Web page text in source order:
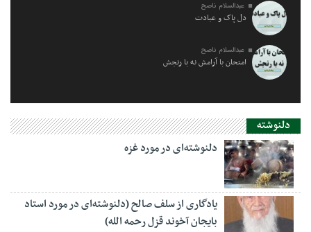
عبدالسلام ناصح
دل پاک و عبادت
عبدالسلام ناصح
امتحان با آرامش نه با رنجش
دلنوشته
دلنوشته‌ای در مورد غزه
یادگاری از سلف صالح (دلنوشته‌ای در مورد استاد
بایجان آخوند قزل رحمه الله)